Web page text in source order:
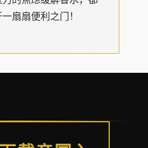
扇扇便利之门！